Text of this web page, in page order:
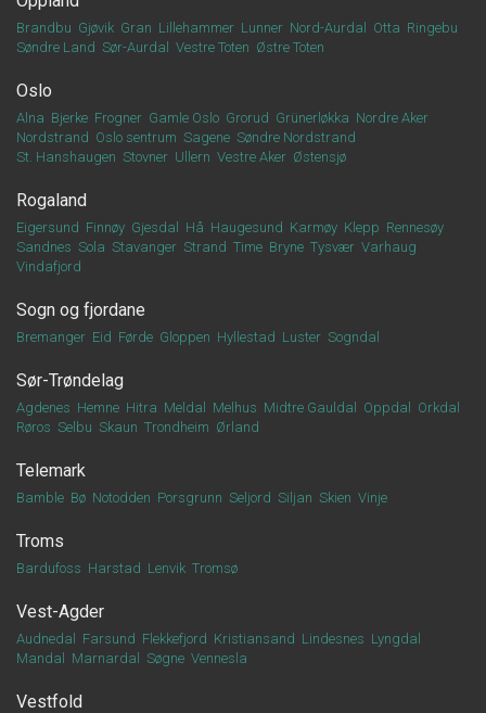
Brandbu Gjøvik Gran Lillehammer Lunner Nord-Aurdal Otta Ringebu
Søndre Land Sør-Aurdal Vestre Toten Østre Toten
Oslo
Alna Bjerke Frogner Gamle Oslo Grorud Grünerløkka Nordre Aker
Nordstrand Oslo sentrum Sagene Søndre Nordstrand
St. Hanshaugen Stovner Ullern Vestre Aker Østensjø
Rogaland
Eigersund Finnøy Gjesdal Hå Haugesund Karmøy Klepp Rennesøy
Sandnes Sola Stavanger Strand Time Bryne Tysvær Varhaug
Vindafjord
Sogn og fjordane
Bremanger Eid Førde Gloppen Hyllestad Luster Sogndal
Sør-Trøndelag
Agdenes Hemne Hitra Meldal Melhus Midtre Gauldal Oppdal
Orkdal
Røros Selbu Skaun Trondheim Ørland
Telemark
Bamble Bø Notodden Porsgrunn Seljord Siljan Skien Vinje
Troms
Bardufoss Harstad Lenvik Tromsø
Vest-Agder
Audnedal Farsund Flekkefjord Kristiansand Lindesnes Lyngdal
Mandal
Marnardal Søgne Vennesla
Vestfold